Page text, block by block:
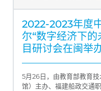
2022-2023年度
尔“数字经济下
目研讨会在闽举
5月26日，由教育部教育
馆）主办、福建船政交通